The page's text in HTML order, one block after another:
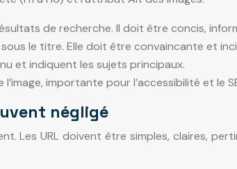
de recherche. Il doit être concis,
le titre. Elle doit être convaincante et
et indiquent les sujets principaux.
importante pour l’accessibilité et le
négligé
Les URL doivent être simples, claires,